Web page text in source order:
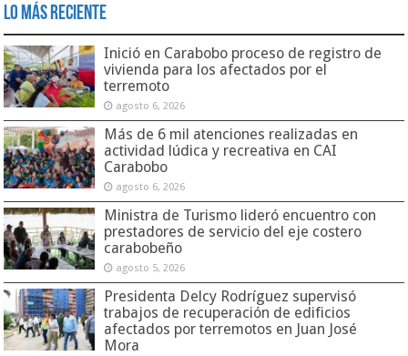
Lo Más Reciente
Inició en Carabobo proceso de registro de
vivienda para los afectados por el
terremoto
agosto 6, 2026
Más de 6 mil atenciones realizadas en
actividad lúdica y recreativa en CAI
Carabobo
agosto 6, 2026
Ministra de Turismo lideró encuentro con
prestadores de servicio del eje costero
carabobeño
agosto 5, 2026
Presidenta Delcy Rodríguez supervisó
trabajos de recuperación de edificios
afectados por terremotos en Juan José
Mora